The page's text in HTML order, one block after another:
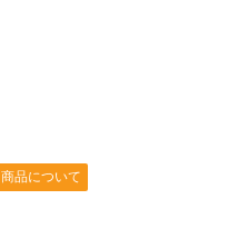
商品について